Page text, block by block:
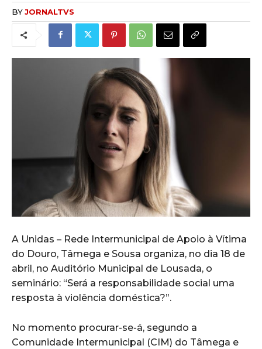
BYJORNALTVS
A Unidas – Rede Intermunicipal de Apoio à Vítima
do Douro, Tâmega e Sousa organiza, no dia 18 de
abril, no Auditório Municipal de Lousada, o
seminário: “Será a responsabilidade social uma
resposta à violência doméstica?”.
No momento procurar-se-á, segundo a
Comunidade Intermunicipal (CIM) do Tâmega e